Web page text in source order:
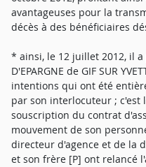
avantageuses pour la
décès à des bénéficiaires
* ainsi, le 12 juillet 2012, il a
D'EPARGNE de GIF SUR
intentions qui ont été
par son interlocuteur ; c'est
souscription du contrat
mouvement de son
directeur d'agence et de la
et son frère [P] ont relancé